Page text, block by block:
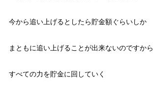
今から追い上げるとしたら貯金額ぐらいしか
まともに追い上げることが出来ないのですから
すべての力を貯金に回していく